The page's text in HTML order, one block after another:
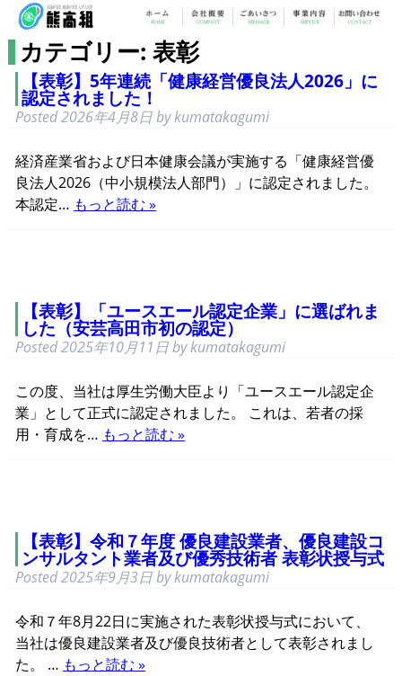
カテゴリー: 表彰
【表彰】5年連続「健康経営優良法人2026」に
認定されました！
Posted2026年4月8日bykumatakagumi
経済産業省および日本健康会議が実施する「健康経営優
良法人2026（中小規模法人部門）」に認定されました。
本認定… もっと読む »
【表彰】「ユースエール認定企業」に選ばれま
した（安芸高田市初の認定）
Posted2025年10月11日bykumatakagumi
この度、当社は厚生労働大臣より「ユースエール認定企
業」として正式に認定されました。 これは、若者の採
用・育成を… もっと読む »
【表彰】令和７年度 優良建設業者、優良建設コ
ンサルタント業者及び優秀技術者 表彰状授与式
Posted2025年9月3日bykumatakagumi
令和７年8月22日に実施された表彰状授与式において、
当社は優良建設業者及び優良技術者として表彰されまし
た。 … もっと読む »